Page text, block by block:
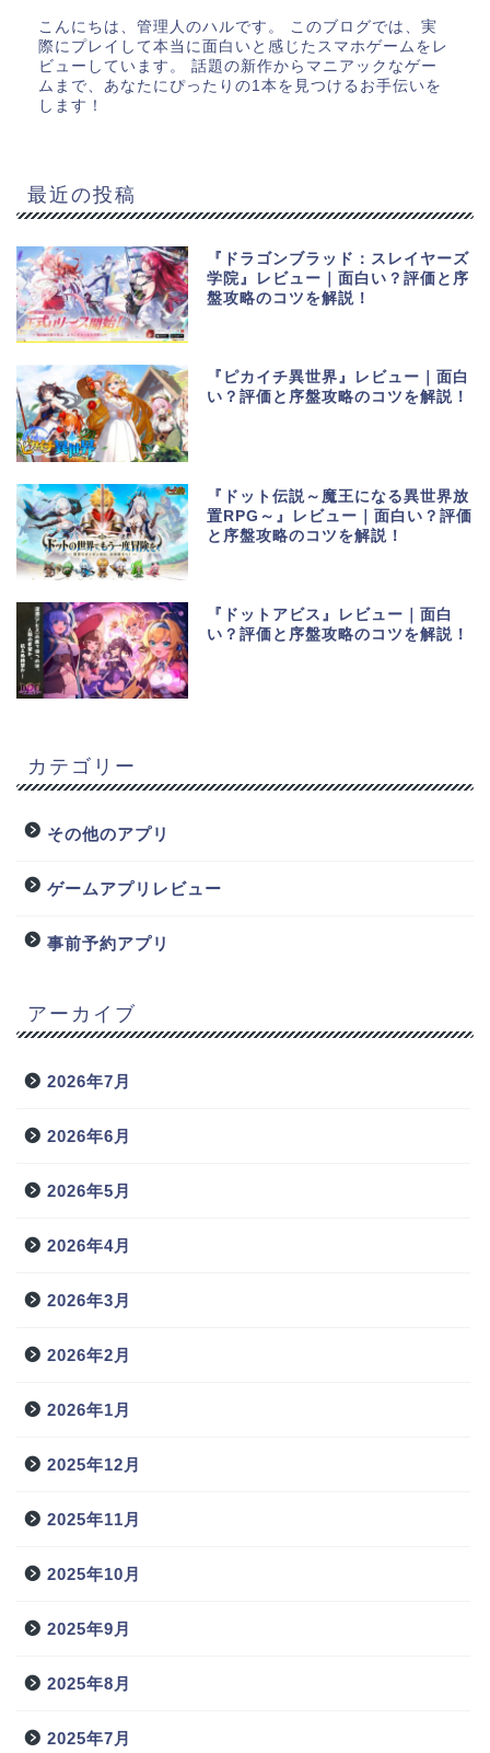
こんにちは、管理人のハルです。 このブログでは、実
際にプレイして本当に面白いと感じたスマホゲームをレ
ビューしています。 話題の新作からマニアックなゲー
ムまで、あなたにぴったりの1本を見つけるお手伝いを
します！
最近の投稿
『ドラゴンブラッド：スレイヤーズ
学院』レビュー｜面白い？評価と序
盤攻略のコツを解説！
『ピカイチ異世界』レビュー｜面白
い？評価と序盤攻略のコツを解説！
『ドット伝説～魔王になる異世界放
置RPG～』レビュー｜面白い？評価
と序盤攻略のコツを解説！
『ドットアビス』レビュー｜面白
い？評価と序盤攻略のコツを解説！
カテゴリー
その他のアプリ
ゲームアプリレビュー
事前予約アプリ
アーカイブ
2026年7月
2026年6月
2026年5月
2026年4月
2026年3月
2026年2月
2026年1月
2025年12月
2025年11月
2025年10月
2025年9月
2025年8月
2025年7月